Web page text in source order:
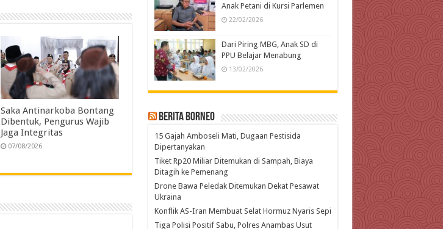
Saka Antinarkoba Bontang
Dibentuk, Pengurus Wajib
Jaga Integritas
07/08/2026
Anak Petani di Kursi Parlemen
22/02/2026
Dari Piring MBG, Anak SD di
PPU Belajar Menabung
13/02/2026
Berita Borneo
15 Gajah Amboseli Mati, Dugaan Pestisida
Dipertanyakan
Tiket Rp20 Miliar Ditemukan di Sampah, Biaya
Ditagih ke Pemenang
Drone Bawa Peledak Ditemukan Dekat Pesawat
Ukraina
Konflik AS-Iran Membuat Selat Hormuz Nyaris Sepi
Tiga Polisi Positif Sabu, Polres Anambas Usut